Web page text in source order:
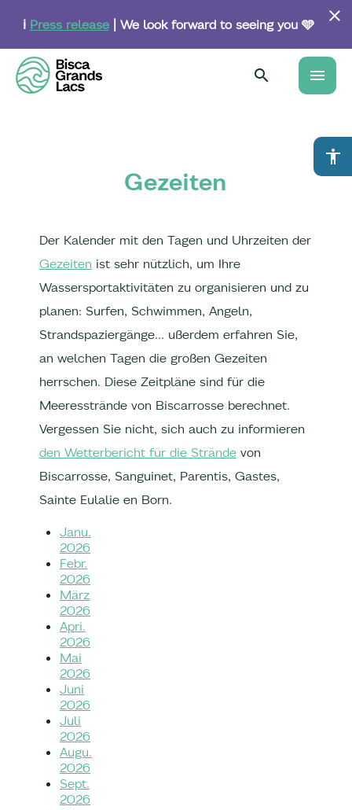
content
ℹ️ Press release| We look forward to seeing you 🩵
menu
accessibility
Gezeiten
Der Kalender mit den Tagen und Uhrzeiten der
Gezeiten ist sehr nützlich, um Ihre
Wassersportaktivitäten zu organisieren und zu
planen: Surfen, Schwimmen, Angeln,
Strandspaziergänge... ußerdem erfahren Sie,
an welchen Tagen die großen Gezeiten
herrschen. Diese Zeitpläne sind für die
Meeresstrände von Biscarrosse berechnet.
Vergessen Sie nicht, sich auch zu informieren
den Wetterbericht für die Strändevon
Biscarrosse, Sanguinet, Parentis, Gastes,
Sainte Eulalie en Born.
Janu.
2026
Febr.
2026
März
2026
Apri.
2026
Mai
2026
Juni
2026
Juli
2026
Augu.
2026
Sept.
2026